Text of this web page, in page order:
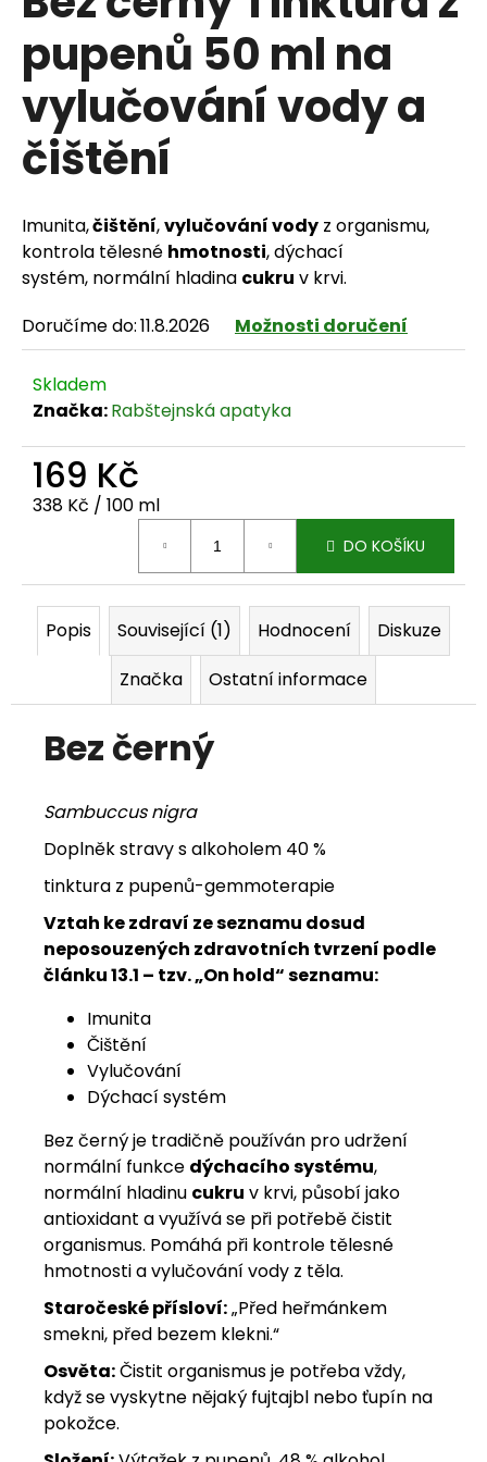
pupenů 50 ml na
vylučování vody a
čištění
Imunita,čištění,vylučování vody z organismu,
kontrola tělesné hmotnosti, dýchací
systém, normální hladina cukru v krvi.
Doručíme do:11.8.2026 Možnosti doručení
Skladem
Značka:Rabštejnská apatyka
169 Kč
Měrná cena:
338 Kč / 100 ml
DO KOŠÍKU
Popis Související (1) Hodnocení
Diskuze
Značka
Ostatní informace
Bez černý
Sambuccus nigra
Doplněk stravy s alkoholem 40 %
tinktura z pupenů-gemmoterapie
Vztah ke zdraví ze seznamu dosud
neposouzených zdravotních tvrzení podle
článku 13.1 – tzv. „On hold“ seznamu:
Imunita
Čištění
Vylučování
Dýchací systém
Bez černý je tradičně používán pro udržení
normální funkce dýchacího systému,
normální hladinu cukru v krvi, působí jako
antioxidant a využívá se při potřebě čistit
organismus. Pomáhá při kontrole tělesné
hmotnosti a vylučování vody z těla.
Staročeské přísloví:„Před heřmánkem
smekni, před bezem klekni.“
Osvěta:Čistit organismus je potřeba vždy,
když se vyskytne nějaký fujtajbl nebo ťupín na
pokožce.
HLEDAT
o
p
o
r
u
č
u
m